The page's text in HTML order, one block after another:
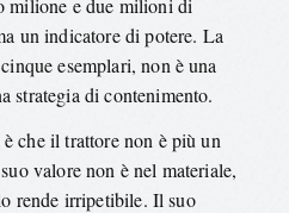
milione e due milioni di
un indicatore di potere. La
esemplari, non è una
strategia di contenimento.
che il trattore non è più un
valore non è nel materiale,
rende irripetibile. Il suo